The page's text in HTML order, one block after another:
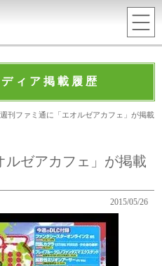
ィア掲載履歴
週刊ファミ通に「エオルゼアカフェ」が掲載
ルゼアカフェ」が掲載
2015/05/26